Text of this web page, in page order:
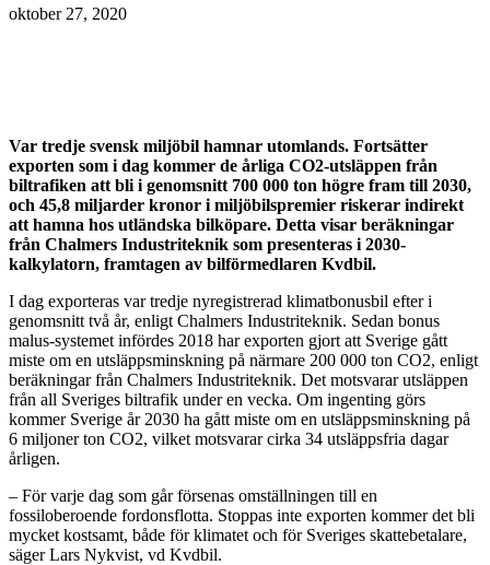
oktober 27, 2020
Var tredje svensk miljöbil hamnar utomlands. Fortsätter
exporten som i dag kommer de årliga CO2-utsläppen från
biltrafiken att bli i genomsnitt 700 000 ton högre fram till 2030,
och 45,8 miljarder kronor i miljöbilspremier riskerar indirekt
att hamna hos utländska bilköpare. Detta visar beräkningar
från Chalmers Industriteknik som presenteras i 2030-
kalkylatorn, framtagen av bilförmedlaren Kvdbil.
I dag exporteras var tredje nyregistrerad klimatbonusbil efter i
genomsnitt två år, enligt Chalmers Industriteknik. Sedan bonus
malus-systemet infördes 2018 har exporten gjort att Sverige gått
miste om en utsläppsminskning på närmare 200 000 ton CO2, enligt
beräkningar från Chalmers Industriteknik. Det motsvarar utsläppen
från all Sveriges biltrafik under en vecka. Om ingenting görs
kommer Sverige år 2030 ha gått miste om en utsläppsminskning på
6 miljoner ton CO2, vilket motsvarar cirka 34 utsläppsfria dagar
årligen.
– För varje dag som går försenas omställningen till en
fossiloberoende fordonsflotta. Stoppas inte exporten kommer det bli
mycket kostsamt, både för klimatet och för Sveriges skattebetalare,
säger Lars Nykvist, vd Kvdbil.